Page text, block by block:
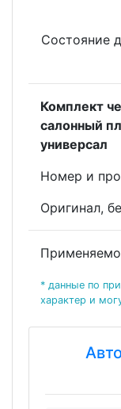
Состояние
Комплект
салонный
универсал
Номеp и
Оригинал,
* данные по
характер и